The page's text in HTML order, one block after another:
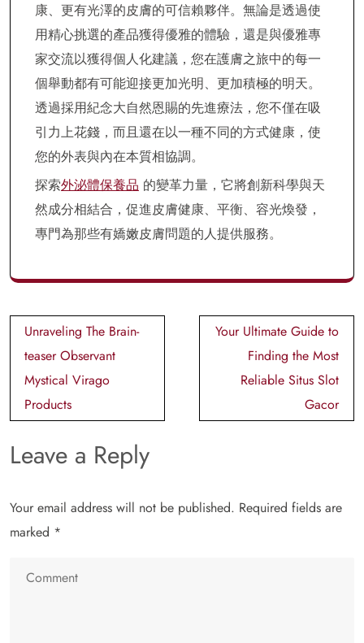
康、更有光澤的皮膚的可信賴夥伴。無論是透過使
用精心挑選的產品獲得優雅的體驗，還是與優雅專
家交流以獲得個人化建議，您在護膚之旅中的每一
個舉動都有可能迎接更加光明、更加積極的明天。
透過採用紀念大自然恩賜的先進療法，您不僅在吸
引力上花錢，而且還在以一種不同的方式健康，使
您的外表與內在本質相協調。
探索外泌體保養品 的變革力量，它將創新科學與天
然成分相結合，促進皮膚健康、平衡、容光煥發，
專門為那些有嬌嫩皮膚問題的人提供服務。
Post
navigation
Unraveling The Brain-
teaser Observant
Mystical Virago
Products
Your Ultimate Guide to
Finding the Most
Reliable Situs Slot
Gacor
Leave a Reply
Your email address will not be published. Required fields are
marked *